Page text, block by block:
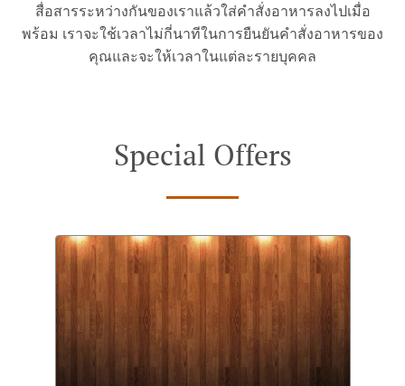
สื่อสารระหว่างกันของเราแล้วใส่คำสั่งอาหารลงไปเมื่อ
พร้อม เราจะใช้เวลาไม่กี่นาทีในการยืนยันคำสั่งอาหารของ
คุณและจะให้เวลาในแต่ละรายบุคคล
Special Offers